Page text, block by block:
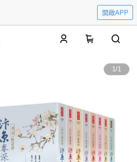
開啟APP
1/1